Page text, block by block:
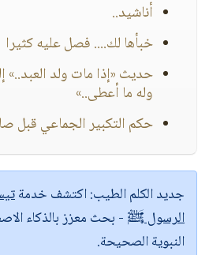
أناشيد..
خبأها لك.... فصل عليه كثيرا
حديث «إذا مات ولد العبد..»
وله ما أعطى..»
حكم التكبير الجماعي قبل
جديد الكلم الطيب:اكتشف خدمة
الرسول ﷺ - بحث معزز بالذكاء
النبوية الصحيحة.